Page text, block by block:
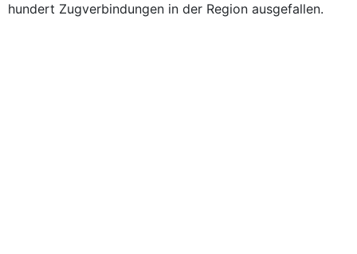
hundert Zugverbindungen in der Region ausgefallen.